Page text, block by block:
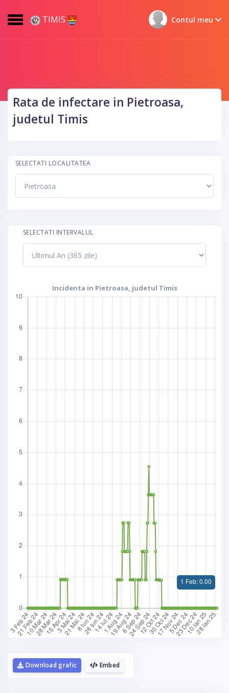
TIMIS Contul meu
Rata de infectare in Pietroasa,
judetul Timis
SELECTATI LOCALITATEA
SELECTATI INTERVALUL
Embed
Download grafic